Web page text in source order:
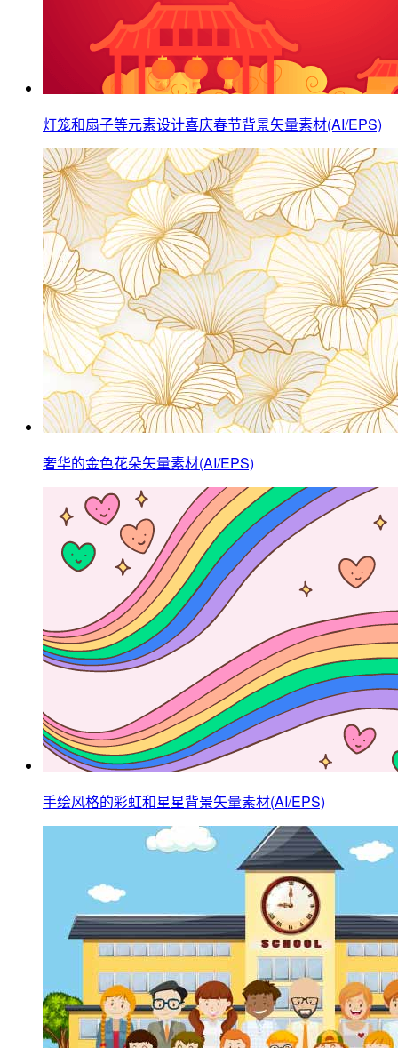
灯笼和扇子等元素设计喜庆春节背景矢量素材(AI/EPS)
奢华的金色花朵矢量素材(AI/EPS)
手绘风格的彩虹和星星背景矢量素材(AI/EPS)